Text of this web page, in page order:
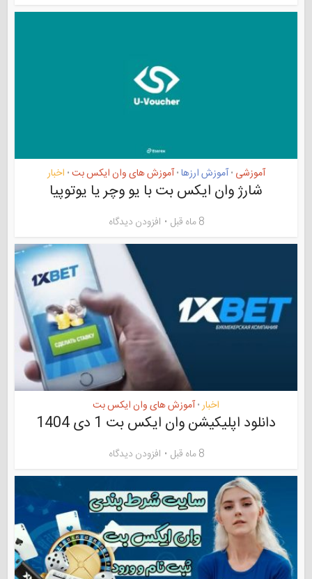
آموزشی • آموزش ارزها • آموزش های وان ایکس بت • اخبار
شارژ وان ایکس بت با یو وچر یا یوتوپیا
8 ماه قبل افزودن دیدگاه
اخبار • آموزش های وان ایکس بت
دانلود اپلیکیشن وان ایکس بت 1 دی 1404
8 ماه قبل افزودن دیدگاه